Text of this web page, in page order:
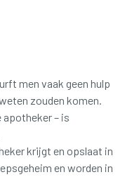
men vaak geen hulp
zouden komen.
apotheker – is
krijgt en opslaat in
en worden in